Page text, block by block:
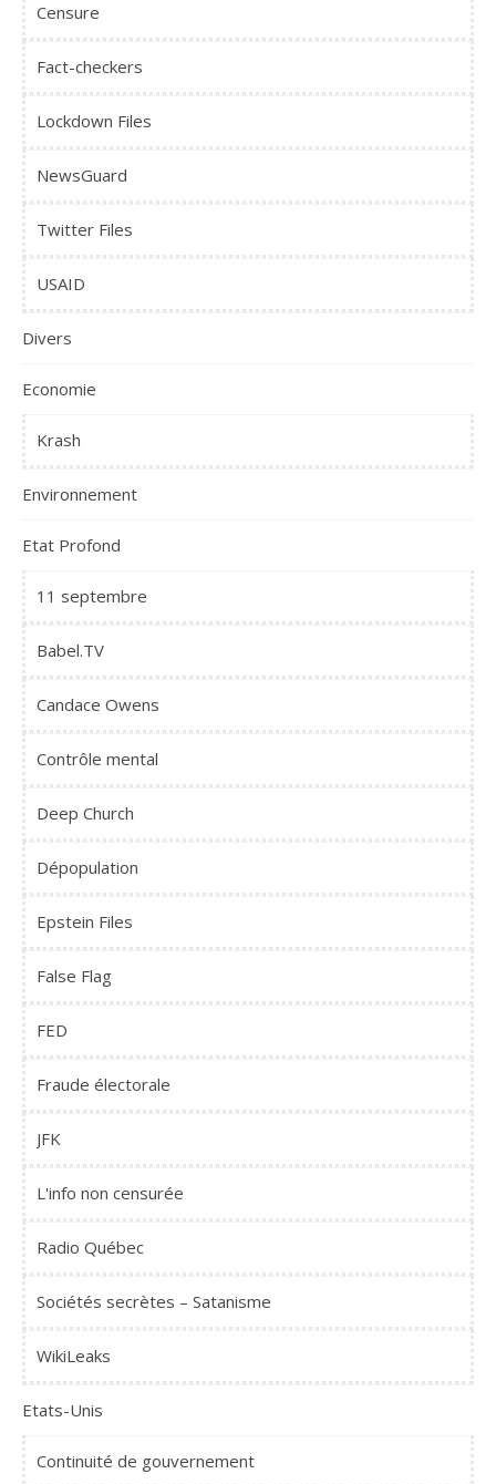
Censure
Fact-checkers
Lockdown Files
NewsGuard
Twitter Files
USAID
Divers
Economie
Krash
Environnement
Etat Profond
11 septembre
Babel.TV
Candace Owens
Contrôle mental
Deep Church
Dépopulation
Epstein Files
False Flag
FED
Fraude électorale
JFK
L'info non censurée
Radio Québec
Sociétés secrètes – Satanisme
WikiLeaks
Etats-Unis
Continuité de gouvernement